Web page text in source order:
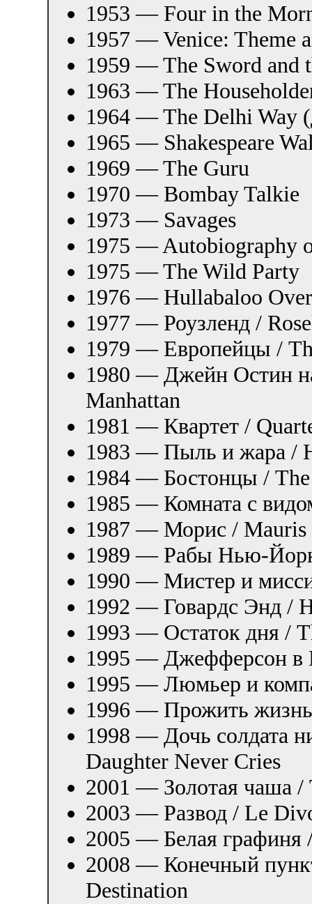
1953 — Four in the
1957 — Venice: Theme
1959 — The Sword and
1963 — The
1964 — The Delhi Way
1965 — Shakespeare
1969 — The Guru
1970 — Bombay Talkie
1973 — Savages
1975 — Autobiography
1975 — The Wild Party
1976 — Hullabaloo
1977 — Роузленд /
1979 — Европейцы /
1980 — Джейн Остин
Manhattan
1981 — Квартет /
1983 — Пыль и жара /
1984 — Бостонцы / The
1985 — Комната с
1987 — Морис / Mauris
1989 — Рабы Нью-
1990 — Мистер и
1992 — Говардс Энд /
1993 — Остаток дня /
1995 — Джефферсон в
1995 — Люмьер и
1996 — Прожить
1998 — Дочь солдата
Daughter Never Cries
2001 — Золотая чаша /
2003 — Развод / Le
2005 — Белая графиня
2008 — Конечный
Destination